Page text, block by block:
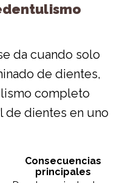
da cuando solo
de dientes,
completo
de dientes en uno
Consecuencias
principales